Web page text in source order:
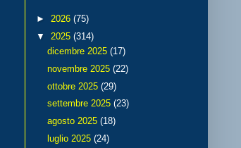
► 2026 (75)
▼ 2025 (314)
dicembre 2025 (17)
novembre 2025 (22)
ottobre 2025 (29)
settembre 2025 (23)
agosto 2025 (18)
luglio 2025 (24)